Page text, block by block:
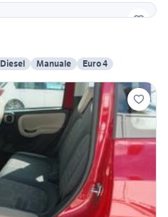
Diesel Manuale Euro 4